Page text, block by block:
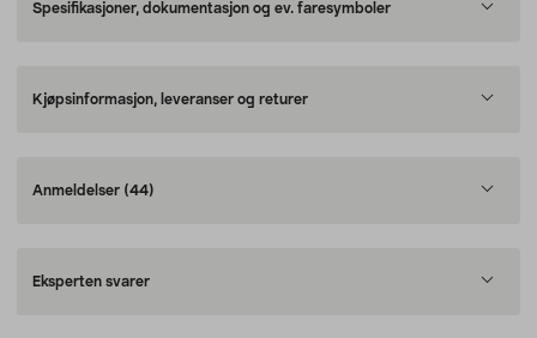
Spesifikasjoner, dokumentasjon og ev. faresymboler
Kjøpsinformasjon, leveranser og returer
Anmeldelser (44)
Eksperten svarer